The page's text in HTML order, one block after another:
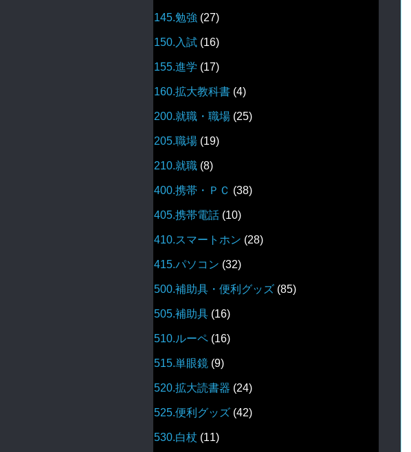
145.勉強 (27)
150.入試 (16)
155.進学 (17)
160.拡大教科書 (4)
200.就職・職場 (25)
205.職場 (19)
210.就職 (8)
400.携帯・ＰＣ (38)
405.携帯電話 (10)
410.スマートホン (28)
415.パソコン (32)
500.補助具・便利グッズ (85)
505.補助具 (16)
510.ルーペ (16)
515.単眼鏡 (9)
520.拡大読書器 (24)
525.便利グッズ (42)
530.白杖 (11)